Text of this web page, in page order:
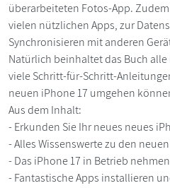
überarbeiteten Fotos-App.
vielen nützlichen Apps, zur
Synchronisieren mit anderen
Natürlich beinhaltet das Buch
viele Schritt-für-Schritt-
neuen iPhone 17 umgehen
Aus dem Inhalt:
- Erkunden Sie Ihr neues neues
- Alles Wissenswerte zu den
- Das iPhone 17 in Betrieb
- Fantastische Apps installieren